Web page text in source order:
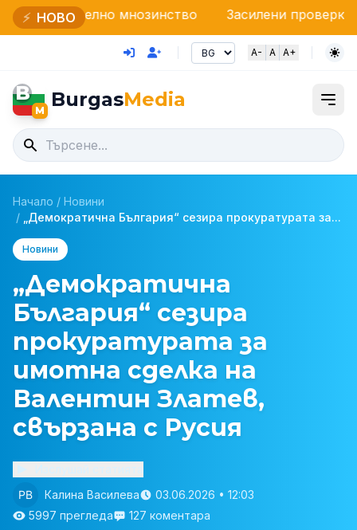
⚡ НОВО
мнозинство Засилени проверки на НАП и
A- A A+
B
M BurgasMedia
Начало / Новини
/
„Демократична България“ сезира прокуратурата за...
Новини
„Демократична
България“ сезира
прокуратурата за
имотна сделка на
Валентин Златев,
свързана с Русия
Калина Василева
03.06.2026 • 12:03
5997 прегледа
127 коментара